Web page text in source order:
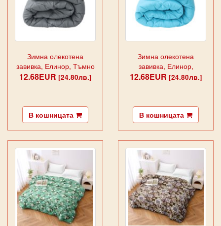
Зимна олекотена
завивка, Елинор, Тъмно
сиво
12.68EUR [24.80лв.]
В кошницата
Зимна олекотена
завивка, Елинор,
Тюркоаз
12.68EUR [24.80лв.]
В кошницата